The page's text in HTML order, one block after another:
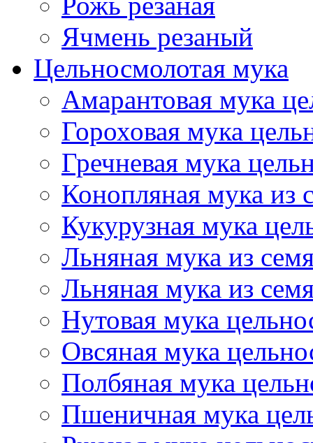
Ячмень резаный
Цельносмолотая мука
Амарантовая мука
Гороховая мука
Гречневая мука
Конопляная мука из
Кукурузная мука
Льняная мука из
Льняная мука из
Нутовая мука
Овсяная мука
Полбяная мука
Пшеничная мука